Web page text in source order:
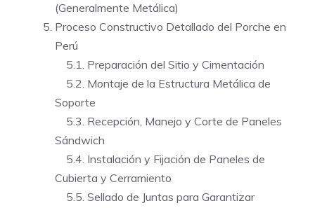
(Generalmente Metálica)
Proceso Constructivo Detallado del Porche en
Perú
5.1. Preparación del Sitio y Cimentación
5.2. Montaje de la Estructura Metálica de
Soporte
5.3. Recepción, Manejo y Corte de Paneles
Sándwich
5.4. Instalación y Fijación de Paneles de
Cubierta y Cerramiento
5.5. Sellado de Juntas para Garantizar